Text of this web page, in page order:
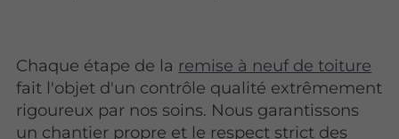
Chaque étape de la remise à neuf de toiture
fait l'objet d'un contrôle qualité extrêmement
rigoureux par nos soins. Nous garantissons
un chantier propre et le respect strict des